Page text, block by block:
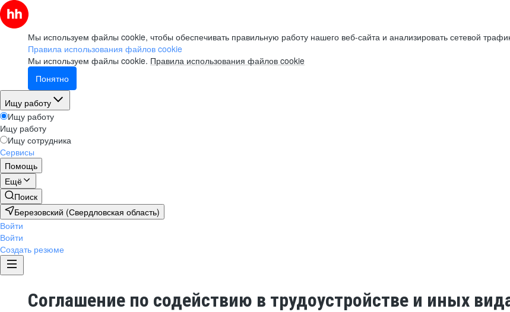
Мы используем файлы cookie, чтобы обеспечивать правильную работу нашего веб-сайта и анализировать сетевой
Правила использования файлов cookie
Мы используем файлы cookie. Правила использования файлов cookie
Понятно
Ищу работу
Ищу работу
Ищу работу
Ищу сотрудника
Сервисы
Помощь
Ещё
Поиск
Березовский (Свердловская область)
Войти
Войти
Создать резюме
Соглашение по содействию в трудоустройстве и иных